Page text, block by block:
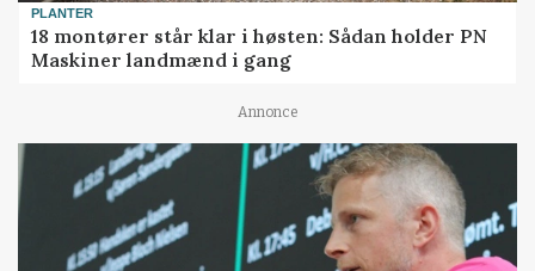
PLANTER
18 montører står klar i høsten: Sådan holder PN
Maskiner landmænd i gang
Annonce